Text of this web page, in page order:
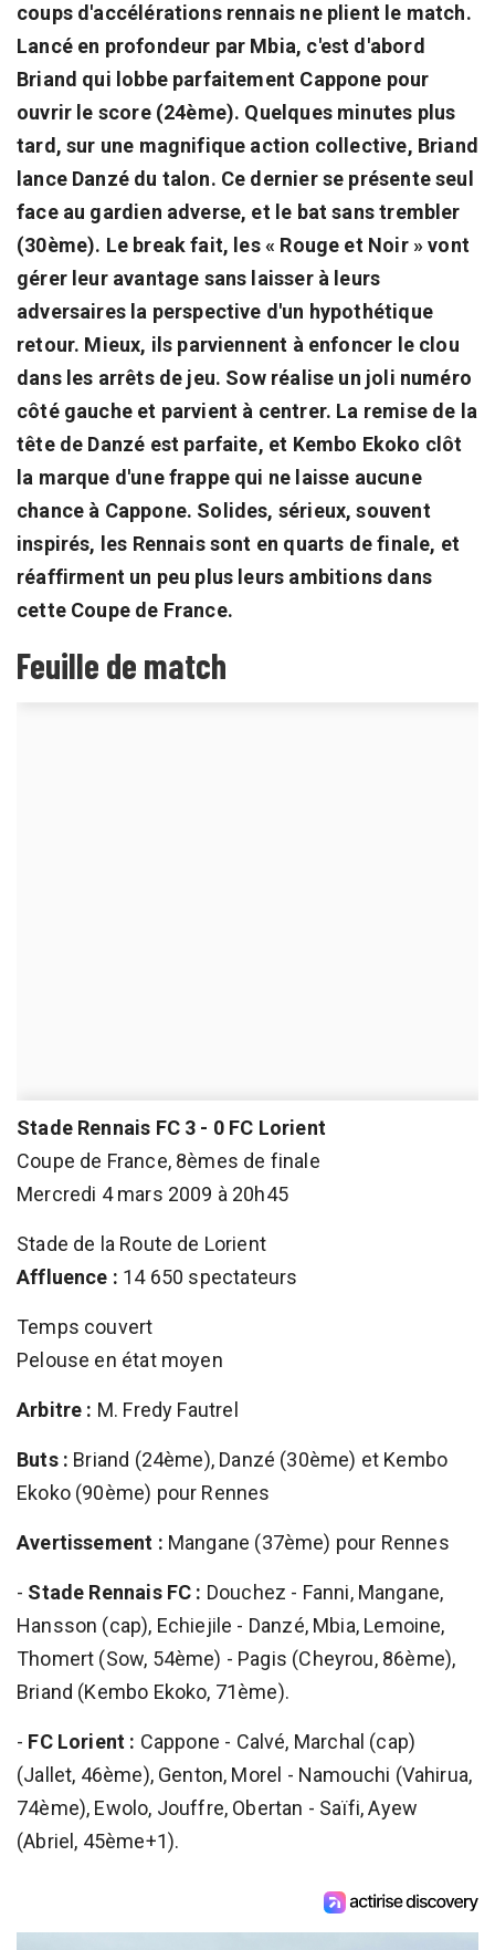
coups d'accélérations rennais ne plient le match.
Lancé en profondeur par Mbia, c'est d'abord
Briand qui lobbe parfaitement Cappone pour
ouvrir le score (24ème). Quelques minutes plus
tard, sur une magnifique action collective, Briand
lance Danzé du talon. Ce dernier se présente seul
face au gardien adverse, et le bat sans trembler
(30ème). Le break fait, les « Rouge et Noir » vont
gérer leur avantage sans laisser à leurs
adversaires la perspective d'un hypothétique
retour. Mieux, ils parviennent à enfoncer le clou
dans les arrêts de jeu. Sow réalise un joli numéro
côté gauche et parvient à centrer. La remise de la
tête de Danzé est parfaite, et Kembo Ekoko clôt
la marque d'une frappe qui ne laisse aucune
chance à Cappone. Solides, sérieux, souvent
inspirés, les Rennais sont en quarts de finale, et
réaffirment un peu plus leurs ambitions dans
cette Coupe de France.
Feuille de match
Stade Rennais FC 3 - 0 FC Lorient
Coupe de France, 8èmes de finale
Mercredi 4 mars 2009 à 20h45
Stade de la Route de Lorient
Affluence : 14 650 spectateurs
Temps couvert
Pelouse en état moyen
Arbitre : M. Fredy Fautrel
Buts : Briand (24ème), Danzé (30ème) et Kembo
Ekoko (90ème) pour Rennes
Avertissement : Mangane (37ème) pour Rennes
- Stade Rennais FC : Douchez - Fanni, Mangane,
Hansson (cap), Echiejile - Danzé, Mbia, Lemoine,
Thomert (Sow, 54ème) - Pagis (Cheyrou, 86ème),
Briand (Kembo Ekoko, 71ème).
- FC Lorient : Cappone - Calvé, Marchal (cap)
(Jallet, 46ème), Genton, Morel - Namouchi (Vahirua,
74ème), Ewolo, Jouffre, Obertan - Saïfi, Ayew
(Abriel, 45ème+1).